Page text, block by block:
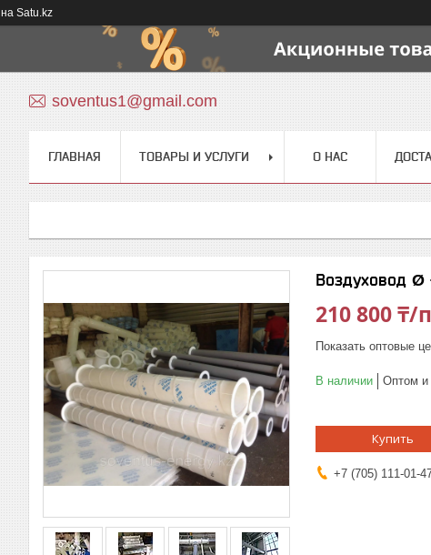
на Satu.kz
soventus1@gmail.com
ГЛАВНАЯ ТОВАРЫ И УСЛУГИ О НАС
Воздуховод Ø
210 800 ₸/
Показать оптовые
В наличии Оптом и
Купить
+7 (705) 111-01-